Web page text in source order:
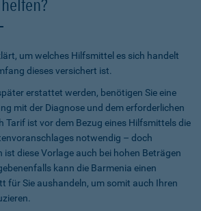
um welches Hilfsmittel es sich handelt
dieses versichert ist.
erstattet werden, benötigen Sie eine
mit der Diagnose und dem erforderlichen
Tarif ist vor dem Bezug eines Hilfsmittels die
notwendig – doch
diese Vorlage auch bei hohen Beträgen
kann die Barmenia einen
für Sie aushandeln, um somit auch Ihren